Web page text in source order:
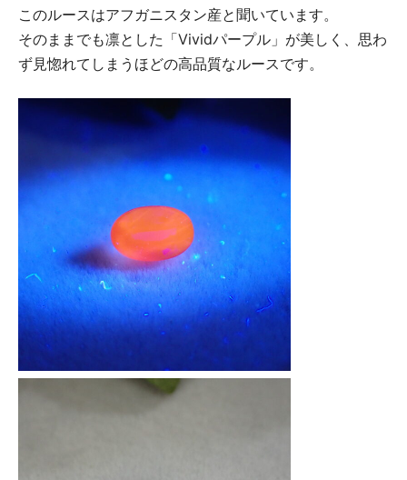
このルースはアフガニスタン産と聞いています。
そのままでも凛とした「Vividパープル」が美しく、思わ
ず見惚れてしまうほどの高品質なルースです。